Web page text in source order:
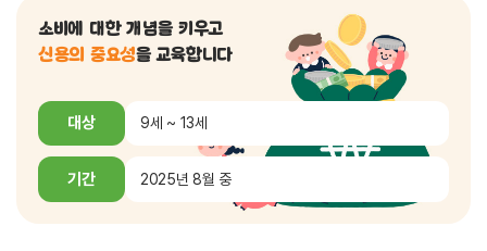
소비에 대한 개념을 키우고
신용의 중요성을 교육합니다
대상 9세 ~ 13세
기간 2025년 8월 중